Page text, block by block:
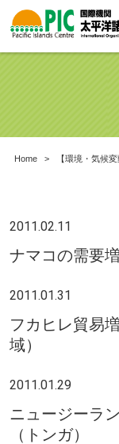
Home > 【環境・気候変
2011.02.11
ナマコの需要
2011.01.31
フカヒレ貿易
域）
2011.01.29
ニュージーラ
（トンガ）